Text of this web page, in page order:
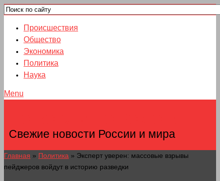
Происшествия
Общество
Экономика
Политика
Наука
Menu
Свежие новости России и мира
Главная » Политика » Эксперт уверен: массовые взрывы
пейджеров войдут в историю разведки